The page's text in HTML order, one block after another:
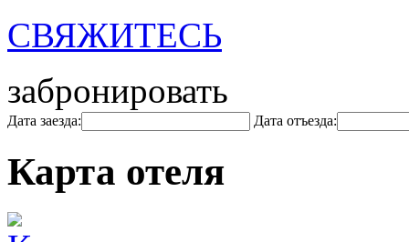
СВЯЖИТЕСЬ
забронировать
Дата заезда: Дата отъезда:
Карта отеля